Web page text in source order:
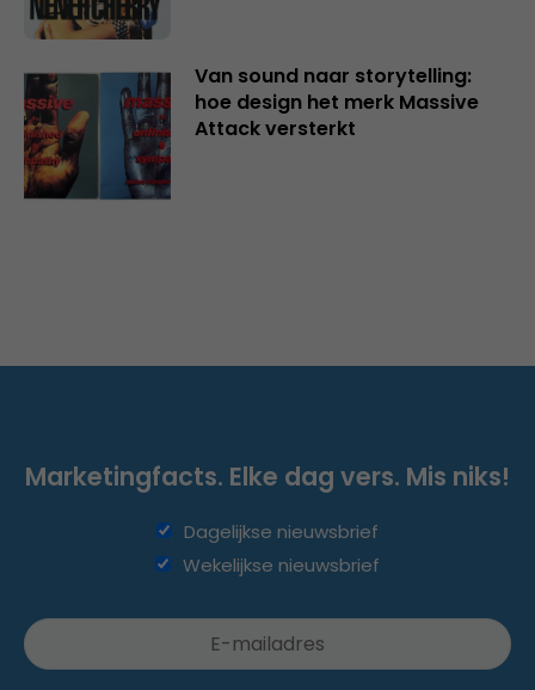
Van sound naar storytelling:
hoe design het merk Massive
Attack versterkt
Marketingfacts. Elke dag vers. Mis niks!
Dagelijkse nieuwsbrief
Wekelijkse nieuwsbrief